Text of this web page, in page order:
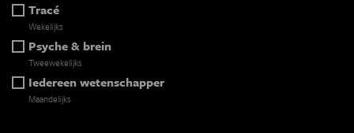
Tracé
Wekelijks
Psyche & brein
Tweewekelijks
Iedereen wetenschapper
Maandelijks